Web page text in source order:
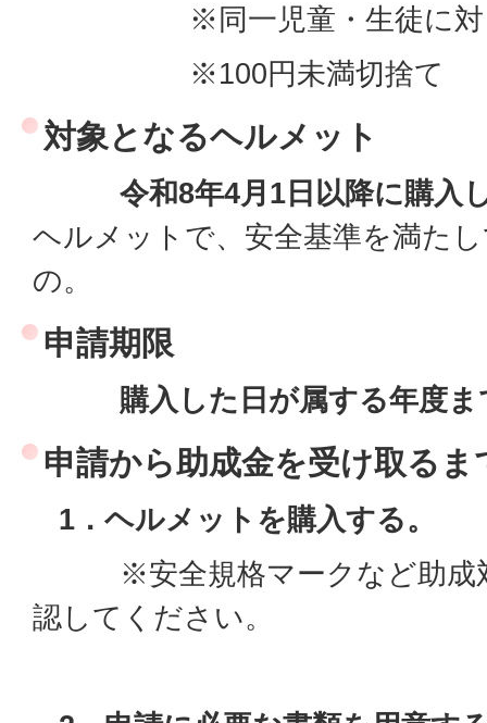
※同一児童・生徒に対し
※100円未満切捨て
対象となるヘルメット
令和8年4月1日以降に購入
ヘルメットで、安全基準を満た
の。
申請期限
購入した日が属する年度ま
申請から助成金を受け取るま
1．ヘルメットを購入する。
※安全規格マークなど助成対
認してください。